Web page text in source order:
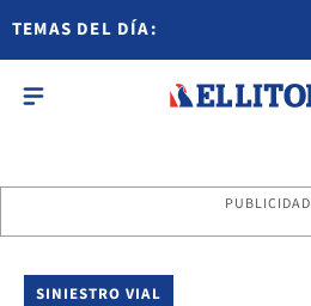
TEMAS DEL DÍA:
PUBLICIDAD
SINIESTRO VIAL